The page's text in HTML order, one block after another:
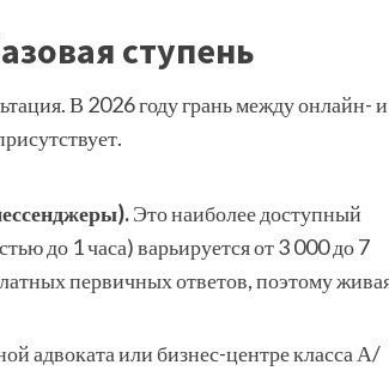
ступень
В 2026 году грань между онлайн- и
Это наиболее доступный
до 1 часа) варьируется от 3 000 до 7
первичных ответов, поэтому
адвоката или бизнес-центре класса А/